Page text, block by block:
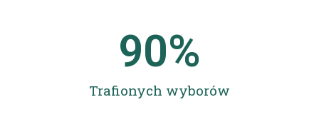
Trafionych wyborów
90%